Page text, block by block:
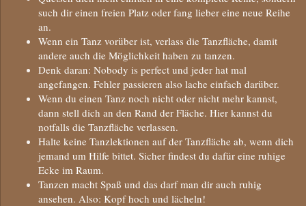
such dir einen freien Platz oder fang lieber eine neue Reihe
an.
Wenn ein Tanz vorüber ist, verlass die Tanzfläche, damit
andere auch die Möglichkeit haben zu tanzen.
Denk daran: Nobody is perfect und jeder hat mal
angefangen. Fehler passieren also lache einfach darüber.
Wenn du einen Tanz noch nicht oder nicht mehr kannst,
dann stell dich an den Rand der Fläche. Hier kannst du
notfalls die Tanzfläche verlassen.
Halte keine Tanzlektionen auf der Tanzfläche ab, wenn dich
jemand um Hilfe bittet. Sicher findest du dafür eine ruhige
Ecke im Raum.
Tanzen macht Spaß und das darf man dir auch ruhig
ansehen. Also: Kopf hoch und lächeln!